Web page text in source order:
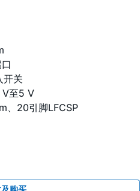
开关
V至5 V
、20引脚LFCSP